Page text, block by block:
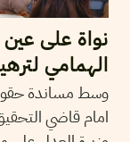
نواة على
الهمامي
وسط مساندة